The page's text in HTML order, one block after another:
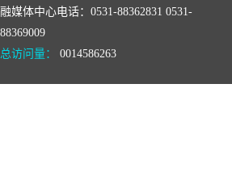
融媒体中心电话：0531-88362831 0531-
88369009
总访问量：
0014586263